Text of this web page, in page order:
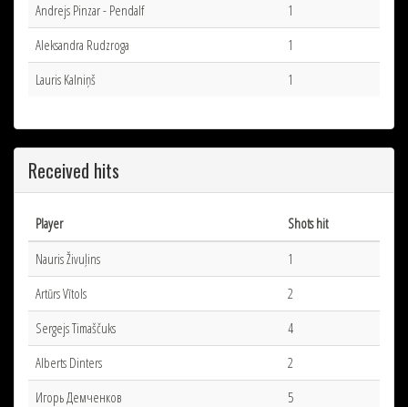
Andrejs Pinzar - Pendalf
1
Aleksandra Rudzroga
1
Lauris Kalniņš
1
Received hits
Player
Shots hit
Nauris Živuļins
1
Artūrs Vītols
2
Sergejs Timaščuks
4
Alberts Dinters
2
Игорь Демченков
5